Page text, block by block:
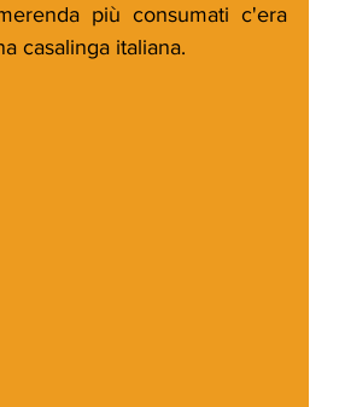
più consumati c'era
casalinga italiana.